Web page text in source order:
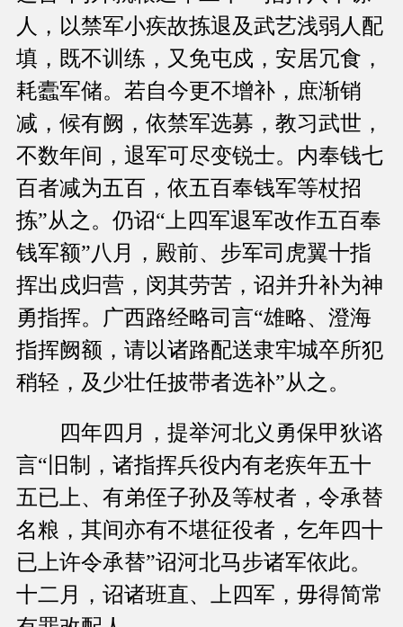
人，以禁军小疾故拣退及武艺浅弱人配
填，既不训练，又免屯戍，安居冗食，
耗蠹军储。若自今更不增补，庶渐销
减，候有阙，依禁军选募，教习武世，
不数年间，退军可尽变锐士。内奉钱七
百者减为五百，依五百奉钱军等杖招
拣”从之。仍诏“上四军退军改作五百奉
钱军额”八月，殿前、步军司虎翼十指
挥出戍归营，闵其劳苦，诏并升补为神
勇指挥。广西路经略司言“雄略、澄海
指挥阙额，请以诸路配送隶牢城卒所犯
稍轻，及少壮任披带者选补”从之。
四年四月，提举河北义勇保甲狄谘
言“旧制，诸指挥兵役内有老疾年五十
五已上、有弟侄子孙及等杖者，令承替
名粮，其间亦有不堪征役者，乞年四十
已上许令承替”诏河北马步诸军依此。
十二月，诏诸班直、上四军，毋得简常